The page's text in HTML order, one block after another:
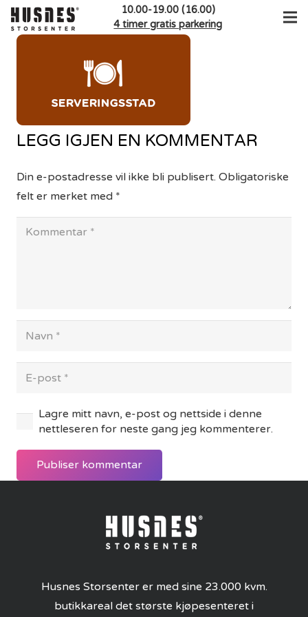
10.00-19.00 (16.00)
4 timer gratis parkering
LEGG IGJEN EN KOMMENTAR
Din e-postadresse vil ikke bli publisert. Obligatoriske
felt er merket med *
Lagre mitt navn, e-post og nettside i denne
nettleseren for neste gang jeg kommenterer.
Publiser kommentar
Husnes Storsenter er med sine 23.000 kvm.
butikkareal det største kjøpesenteret i